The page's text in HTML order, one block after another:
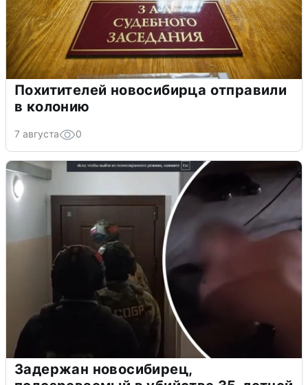
Похитителей новосибирца отправили
в колонию
7 августа 0
Задержан новосибирец,